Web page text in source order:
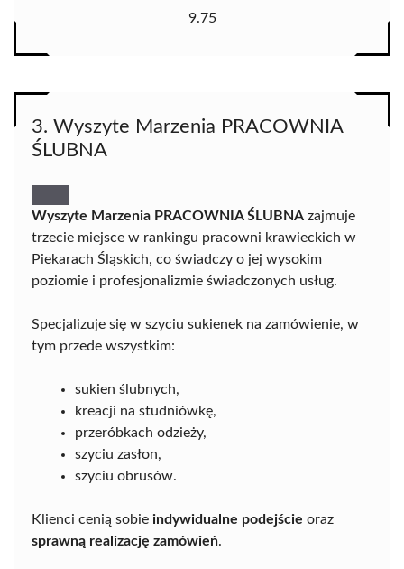
9.75
3. Wyszyte Marzenia PRACOWNIA
ŚLUBNA
Wyszyte Marzenia PRACOWNIA ŚLUBNA zajmuje
trzecie miejsce w rankingu pracowni krawieckich w
Piekarach Śląskich, co świadczy o jej wysokim
poziomie i profesjonalizmie świadczonych usług.
Specjalizuje się w szyciu sukienek na zamówienie, w
tym przede wszystkim:
sukien ślubnych,
kreacji na studniówkę,
przeróbkach odzieży,
szyciu zasłon,
szyciu obrusów.
Klienci cenią sobie indywidualne podejście oraz
sprawną realizację zamówień.